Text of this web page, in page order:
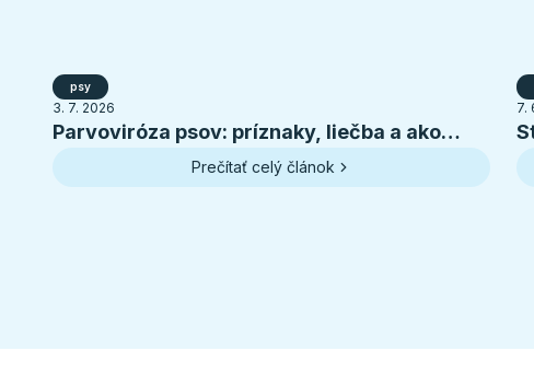
psy
3. 7. 2026
Parvoviróza psov: príznaky, liečba a ako
ochrániť šteniatkoPrečítať celý článok
7.